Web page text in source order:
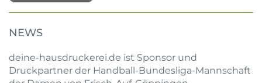
NEWS
deine-hausdruckerei.de ist Sponsor und
Druckpartner der Handball-Bundesliga-Mannschaft